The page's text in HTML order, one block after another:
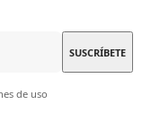
de uso